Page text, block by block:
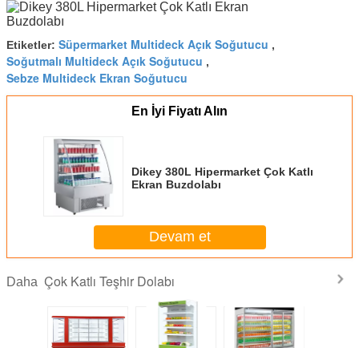
Etiketler: Süpermarket Multideck Açık Soğutucu ,
Soğutmalı Multideck Açık Soğutucu ,
Sebze Multideck Ekran Soğutucu
En İyi Fiyatı Alın
Dikey 380L Hipermarket Çok Katlı
Ekran Buzdolabı
Devam et
Daha Çok Katlı Teşhir Dolabı